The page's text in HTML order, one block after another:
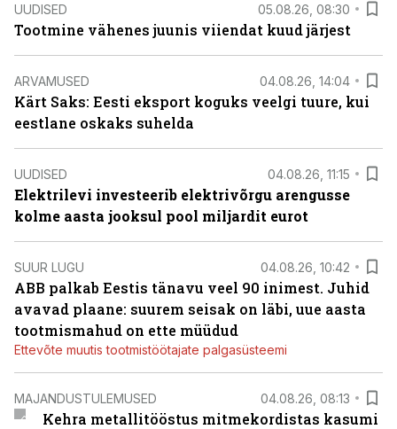
UUDISED 05.08.26, 08:30
Tootmine vähenes juunis viiendat kuud järjest
ARVAMUSED 04.08.26, 14:04
Kärt Saks: Eesti eksport koguks veelgi tuure, kui
eestlane oskaks suhelda
UUDISED 04.08.26, 11:15
Elektrilevi investeerib elektrivõrgu arengusse
kolme aasta jooksul pool miljardit eurot
SUUR LUGU 04.08.26, 10:42
ABB palkab Eestis tänavu veel 90 inimest. Juhid
avavad plaane: suurem seisak on läbi, uue aasta
tootmismahud on ette müüdud
Ettevõte muutis tootmistöötajate palgasüsteemi
MAJANDUSTULEMUSED 04.08.26, 08:13
Kehra metallitööstus mitmekordistas kasumi